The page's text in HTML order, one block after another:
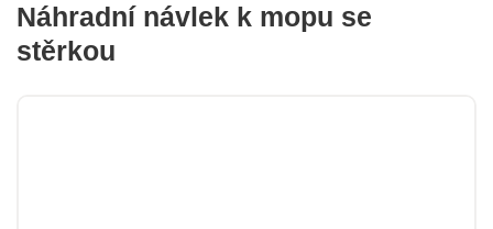
Náhradní návlek k mopu se
stěrkou